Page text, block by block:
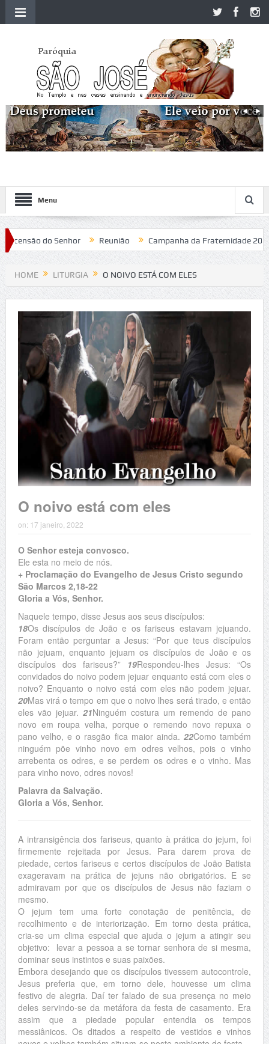
Menu
do Senhor Reunião Campanha da Fraternidade 2020
HOME LITURGIA O NOIVO ESTÁ COM ELES
O noivo está com eles
on: 17 janeiro, 2022
O Senhor esteja convosco.
Ele esta no meio de nós.
+ Proclamação do Evangelho de Jesus Cristo segundo
São Marcos 2,18-22
Gloria a Vós, Senhor.
Naquele tempo, disse Jesus aos seus discípulos:
18Os discípulos de João e os fariseus estavam jejuando.
Foram então perguntar a Jesus: “Por que teus discípulos
não jejuam, enquanto jejuam os discípulos de João e os
discípulos dos fariseus?” 19Respondeu-lhes Jesus: “Os
convidados do noivo podem jejuar enquanto está com eles o
noivo? Enquanto o noivo está com eles não podem jejuar.
20Mas virá o tempo em que o noivo lhes será tirado, e então
eles vão jejuar. 21Ninguém costura um remendo de pano
novo em roupa velha, porque o remendo novo repuxa o
pano velho, e o rasgão fica maior ainda. 22Como também
ninguém põe vinho novo em odres velhos, pois o vinho
arrebenta os odres, e se perdem os odres e o vinho. Mas
para vinho novo, odres novos!
Palavra da Salvação.
Gloria a Vós, Senhor.
A intransigência dos fariseus, quanto à prática do jejum, foi
firmemente rejeitada por Jesus. Para darem prova de
piedade, certos fariseus e certos discípulos de João Batista
exageravam na prática de jejuns não obrigatórios. E se
admiravam por que os discípulos de Jesus não faziam o
mesmo.
O jejum tem uma forte conotação de penitência, de
recolhimento e de interiorização. Em torno desta prática,
cria-se um clima especial que ajuda o jejum a atingir seu
objetivo: levar a pessoa a se tornar senhora de si mesma,
dominar seus instintos e suas paixões.
Embora desejando que os discípulos tivessem autocontrole,
Jesus preferia que, em torno dele, houvesse um clima
festivo de alegria. Daí ter falado de sua presença no meio
deles servindo-se da metáfora da festa de casamento. Era
assim que a piedade popular entendia os tempos
messiânicos. Os ditados a respeito de vestidos e vinhos